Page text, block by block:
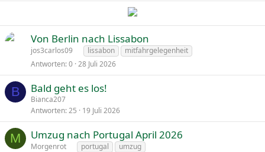
Von Berlin nach Lissabon
jos3carlos09 lissabon
mitfahrgelegenheit
Antworten 0 28 Juli 2026
B Bald geht es los!
Bianca207
Antworten 25 19 Juli 2026
M Umzug nach Portugal April 2026
Morgenrot portugal
umzug